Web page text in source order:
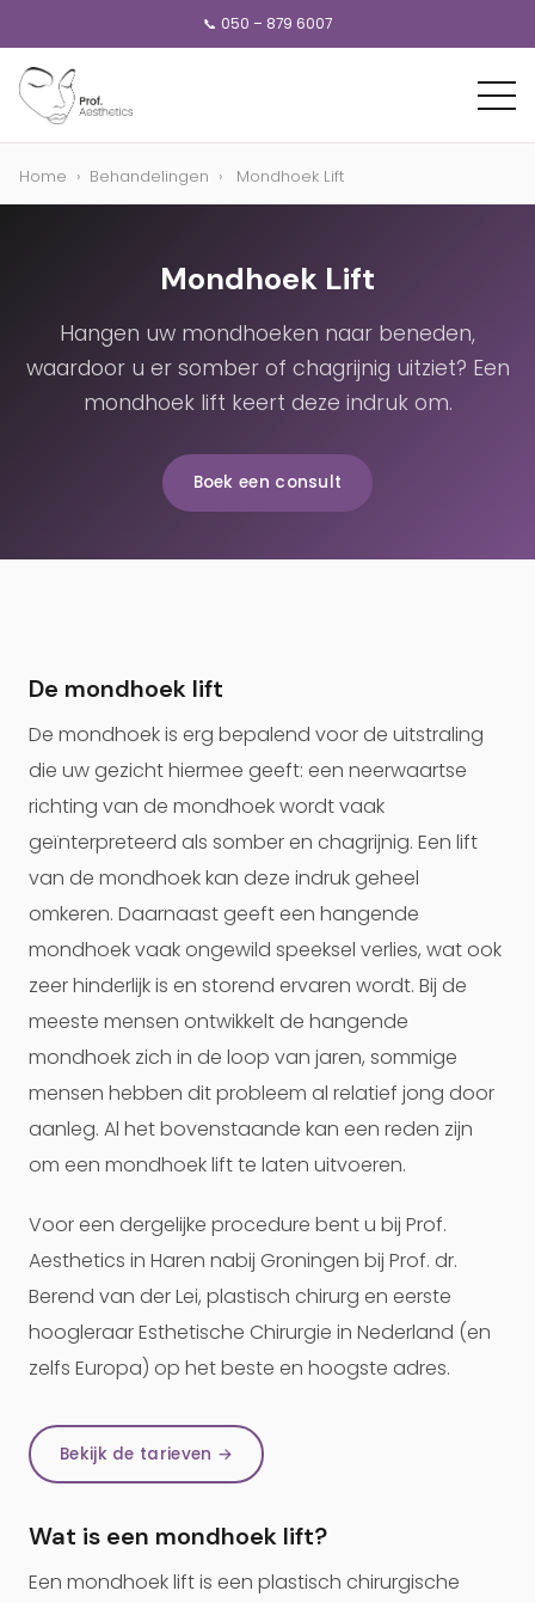
📞 050 – 879 6007
Home › Behandelingen › Mondhoek Lift
Mondhoek Lift
Hangen uw mondhoeken naar beneden,
waardoor u er somber of chagrijnig uitziet? Een
mondhoek lift keert deze indruk om.
Boek een consult
De mondhoek lift
De mondhoek is erg bepalend voor de uitstraling
die uw gezicht hiermee geeft: een neerwaartse
richting van de mondhoek wordt vaak
geïnterpreteerd als somber en chagrijnig. Een lift
van de mondhoek kan deze indruk geheel
omkeren. Daarnaast geeft een hangende
mondhoek vaak ongewild speeksel verlies, wat ook
zeer hinderlijk is en storend ervaren wordt. Bij de
meeste mensen ontwikkelt de hangende
mondhoek zich in de loop van jaren, sommige
mensen hebben dit probleem al relatief jong door
aanleg. Al het bovenstaande kan een reden zijn
om een mondhoek lift te laten uitvoeren.
Voor een dergelijke procedure bent u bij Prof.
Aesthetics in Haren nabij Groningen bij Prof. dr.
Berend van der Lei, plastisch chirurg en eerste
hoogleraar Esthetische Chirurgie in Nederland (en
zelfs Europa) op het beste en hoogste adres.
Bekijk de tarieven →
Wat is een mondhoek lift?
Een mondhoek lift is een plastisch chirurgische